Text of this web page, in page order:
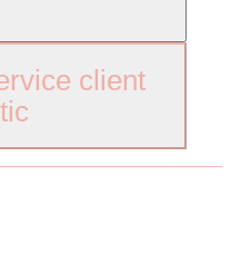
client